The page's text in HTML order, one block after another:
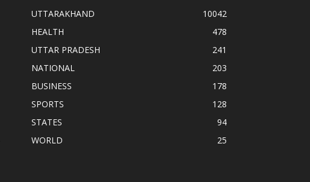
UTTARAKHAND
10042
HEALTH
478
UTTAR PRADESH
241
NATIONAL
203
BUSINESS
178
SPORTS
128
STATES
94
WORLD
25